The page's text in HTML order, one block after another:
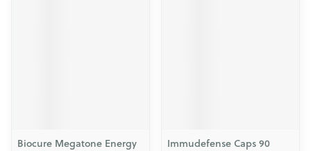
Biocure Megatone Energy
Immudefense Caps 90